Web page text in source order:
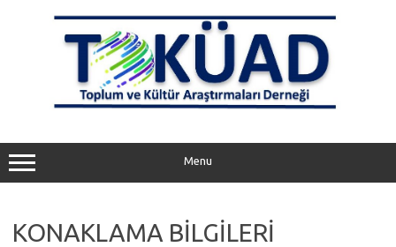
Menu
KONAKLAMA BİLGİLERİ